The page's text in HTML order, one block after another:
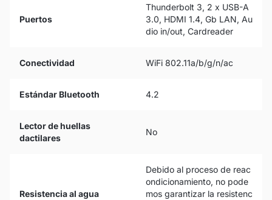
Puertos
Thunderbolt 3, 2 x USB-A
3.0, HDMI 1.4, Gb LAN, Au
dio in/out, Cardreader
Conectividad WiFi 802.11a/b/g/n/ac
Estándar Bluetooth 4.2
Lector de huellas
dactilares
No
Resistencia al agua
Debido al proceso de reac
ondicionamiento, no pode
mos garantizar la resistenc